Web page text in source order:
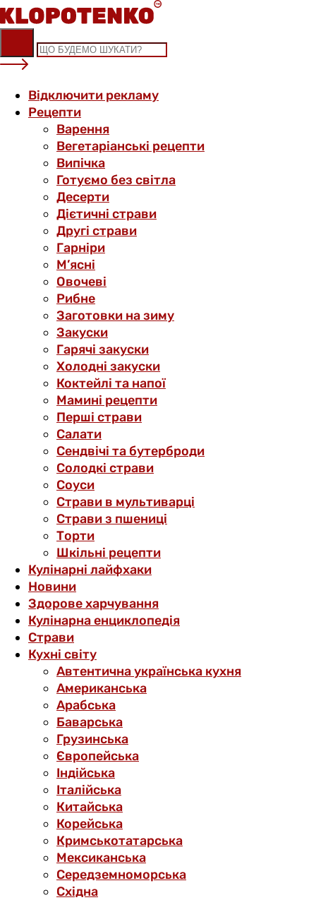
Skip
to
content
Відключити рекламу
Рецепти
Варення
Вегетаріанські рецепти
Випічка
Готуємо без світла
Десерти
Дієтичні страви
Другі страви
Гарніри
М’ясні
Овочеві
Рибне
Заготовки на зиму
Закуски
Гарячі закуски
Холодні закуски
Коктейлі та напої
Мамині рецепти
Перші страви
Салати
Сендвічі та бутерброди
Солодкі страви
Соуси
Страви в мультиварці
Страви з пшениці
Торти
Шкільні рецепти
Кулінарні лайфхаки
Новини
Здорове харчування
Кулінарна енциклопедія
Страви
Кухні світу
Автентична українська кухня
Американська
Арабська
Баварська
Грузинська
Європейська
Індійська
Італійська
Китайська
Корейська
Кримськотатарська
Мексиканська
Середземноморська
Східна